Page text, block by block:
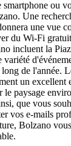
ou
Une
une vue
du Wi-Fi
incluent la
de l'année.
un excellent
paysage
que vous
vos e-mails
Bolzano